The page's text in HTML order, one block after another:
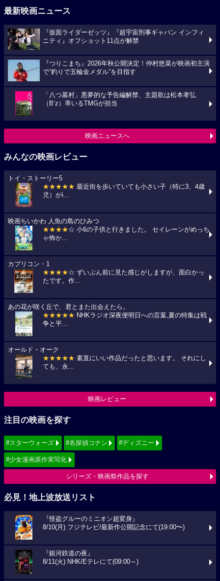
最新映画ニュース
『仮面ライダーゼッツ』『超宇宙刑事ギャバン インフィ
ニティ』オフショット11点が解禁
『つりこまち』2026年秋公開決定！仲村悠菜が映画初主演
で“釣りで五輪金メダル”を目指す
「八つ墓村」悪夢的な予告編解禁、主題歌は松本孝弘
（B’z）率いるTMGが担当
映画ニュースへ
みんなの映画レビュー
トイ・ストーリー5
★★★★★ 最近街を歩いていても小さい子（特に3、4歳
児）がi...
映画ちいかわ 人魚の島のひみつ
★★★★☆ 小6の子供と行きました。 セイレーンがめっち
ゃ怖か...
カプリコン・1
★★★★☆ ずいぶん前に見た感じがしますが、面白かっ
たです。作...
あの花が咲く丘で、君とまた出会えたら。
★★★★★ NHKラジオ深夜便明日への言葉,夏の特集は戦
争と平...
オールド・オーク
★★★★★ 素直にいい作品だったと思います。 それにし
ても、永...
映画レビュー
注目の映画を探す
#スターウォーズ #名探偵コナン #ディズニー
#少女漫画原作実写化
シリーズ・映画祭作品を探す
必見！地上波放送リスト
『怪盗グルーのミニオン超変身』
8/10(月) フジテレビ/最新作公開記念にて(19:00〜)
『銀河鉄道の夜』
8/11(火) NHK/Eテレにて(09:00～)